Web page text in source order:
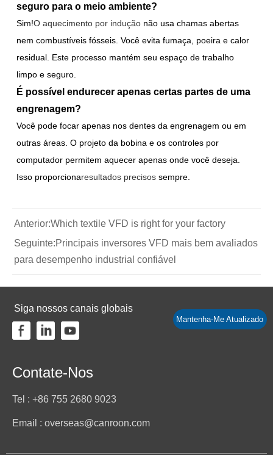
seguro para o meio ambiente?
Sim!O aquecimento por indução não usa chamas abertas
nem combustíveis fósseis. Você evita fumaça, poeira e calor
residual. Este processo mantém seu espaço de trabalho
limpo e seguro.
É possível endurecer apenas certas partes de uma
engrenagem?
Você pode focar apenas nos dentes da engrenagem ou em
outras áreas. O projeto da bobina e os controles por
computador permitem aquecer apenas onde você deseja.
Isso proporcionaresultados precisos sempre.
Anterior:Which textile VFD is right for your factory
Seguinte:Principais inversores VFD mais bem avaliados
para desempenho industrial confiável
Siga nossos canais globais
Mantenha-Me Atualizado
Contate-Nos
Tel : +86 755 2680 9023
Email : overseas@canroon.com